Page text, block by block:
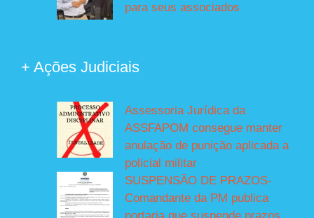
para seus associados
+ Ações Judiciais
Assessoria Jurídica da
ASSFAPOM consegue manter
anulação de punição aplicada a
policial militar
SUSPENSÃO DE PRAZOS-
Comandante da PM publica
portaria que suspende prazos